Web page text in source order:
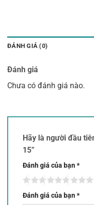
ĐÁNH GIÁ (0)
Đánh giá
Chưa có đánh giá nào.
Hãy là người đầu
15”
Đánh giá của bạn*
Đánh giá của bạn*